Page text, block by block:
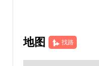
地图 找路